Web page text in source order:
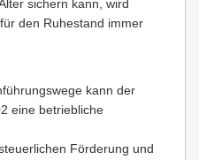
sichern kann, wird
den Ruhestand immer
kann der
eine betriebliche
Förderung und